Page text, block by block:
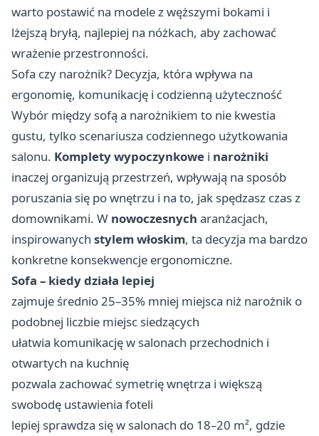
warto postawić na modele z węższymi bokami i
lżejszą bryłą, najlepiej na nóżkach, aby zachować
wrażenie przestronności.
Sofa czy narożnik? Decyzja, która wpływa na
ergonomię, komunikację i codzienną użyteczność
Wybór między sofą a narożnikiem to nie kwestia
gustu, tylko scenariusza codziennego użytkowania
salonu. Komplety wypoczynkowe i narożniki
inaczej organizują przestrzeń, wpływają na sposób
poruszania się po wnętrzu i na to, jak spędzasz czas z
domownikami. W nowoczesnych aranżacjach,
inspirowanych stylem włoskim, ta decyzja ma bardzo
konkretne konsekwencje ergonomiczne.
Sofa – kiedy działa lepiej
zajmuje średnio 25–35% mniej miejsca niż narożnik o
podobnej liczbie miejsc siedzących
ułatwia komunikację w salonach przechodnich i
otwartych na kuchnię
pozwala zachować symetrię wnętrza i większą
swobodę ustawienia foteli
lepiej sprawdza się w salonach do 18–20 m², gdzie